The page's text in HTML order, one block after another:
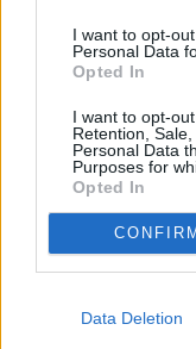
I want to opt-
Personal Data
Opted In
I want to opt-
Retention,
Personal Data
Purposes for
Opted In
CONFIRM
Data Deletion
Prima sport - co nabídne v
Parabola.cz- web o
O webu parabola.cz
Dovolená u moře•